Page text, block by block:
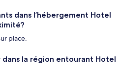
dans l’hébergement Hotel
place.
la région entourant Hotel